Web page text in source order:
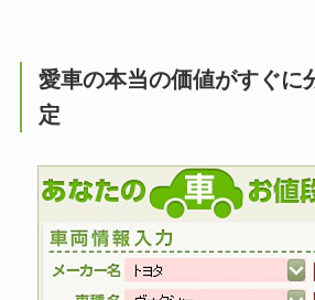
愛車の本当の価値がすぐに
定